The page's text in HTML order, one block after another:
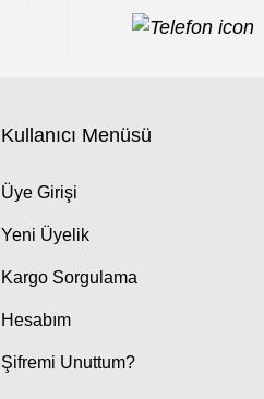
Kullanıcı Menüsü
Üye Girişi
Yeni Üyelik
Kargo Sorgulama
Hesabım
Şifremi Unuttum?